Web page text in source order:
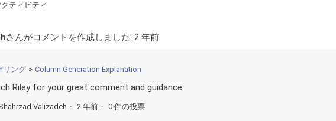
ティビティ
さんがコメントを作成しました: 2 年前
リング Column Generation Explanation
Riley for your great comment and guidance.
Valizadeh 2 年前 0 件の投票